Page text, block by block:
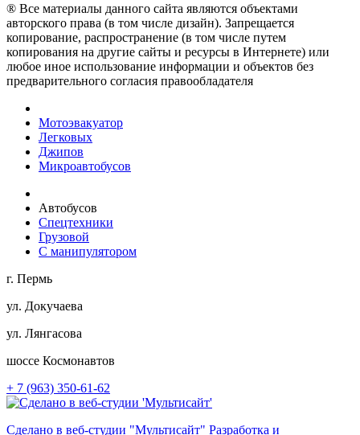
® Все материалы данного сайта являются объектами
авторского права (в том числе дизайн). Запрещается
копирование, распространение (в том числе путем
копирования на другие сайты и ресурсы в Интернете) или
любое иное использование информации и объектов без
предварительного согласия правообладателя
Мотоэвакуатор
Легковых
Джипов
Микроавтобусов
Автобусов
Спецтехники
Грузовой
С манипулятором
г. Пермь
ул. Докучаева
ул. Лянгасова
шоссе Космонавтов
+ 7 (963) 350-61-62
Сделано в веб-студии "Мультисайт" Разработка и